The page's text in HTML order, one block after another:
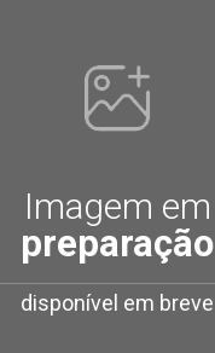
Imagem em
preparação
disponível em breve